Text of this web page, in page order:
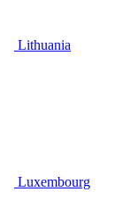
Lithuania
Luxembourg